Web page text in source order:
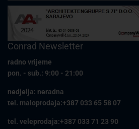
Conrad Newsletter
radno vrijeme
pon. - sub.: 9:00 - 21:00
nedjelja: neradna
tel. maloprodaja:+387 033 65 58 07
tel. veleprodaja:+387 033 71 23 90